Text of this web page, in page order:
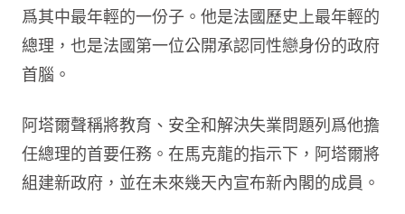
爲其中最年輕的一份子。他是法國歷史上最年輕的
總理，也是法國第一位公開承認同性戀身份的政府
首腦。
阿塔爾聲稱將教育、安全和解決失業問題列爲他擔
任總理的首要任務。在馬克龍的指示下，阿塔爾將
組建新政府，並在未來幾天內宣布新內閣的成員。